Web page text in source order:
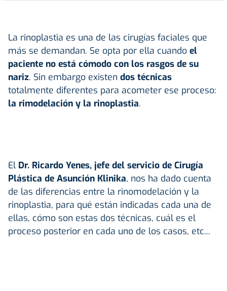
La rinoplastia es una de las cirugías faciales que
más se demandan. Se opta por ella cuando el
paciente no está cómodo con los rasgos de su
nariz. Sin embargo existen dos técnicas
totalmente diferentes para acometer ese proceso:
la rimodelación y la rinoplastia.
El Dr. Ricardo Yenes, jefe del servicio de Cirugía
Plástica de Asunción Klinika, nos ha dado cuenta
de las diferencias entre la rinomodelación y la
rinoplastia, para qué están indicadas cada una de
ellas, cómo son estas dos técnicas, cuál es el
proceso posterior en cada uno de los casos, etc...